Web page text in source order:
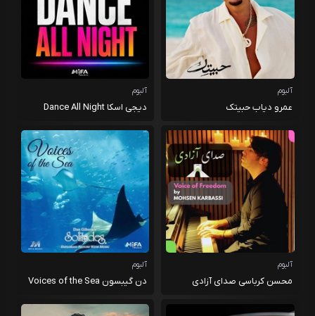
آلبوم
عمرو دیاب حبیتک
آلبوم
دیجی اسکا Dance All Night
آلبوم
محسن کرباسی صدای آزادی
آلبوم
دن گیبسون Voices of the Sea